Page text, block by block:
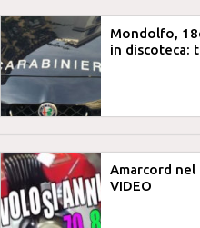
Mondolfo,
in discoteca:
Amarcord
VIDEO